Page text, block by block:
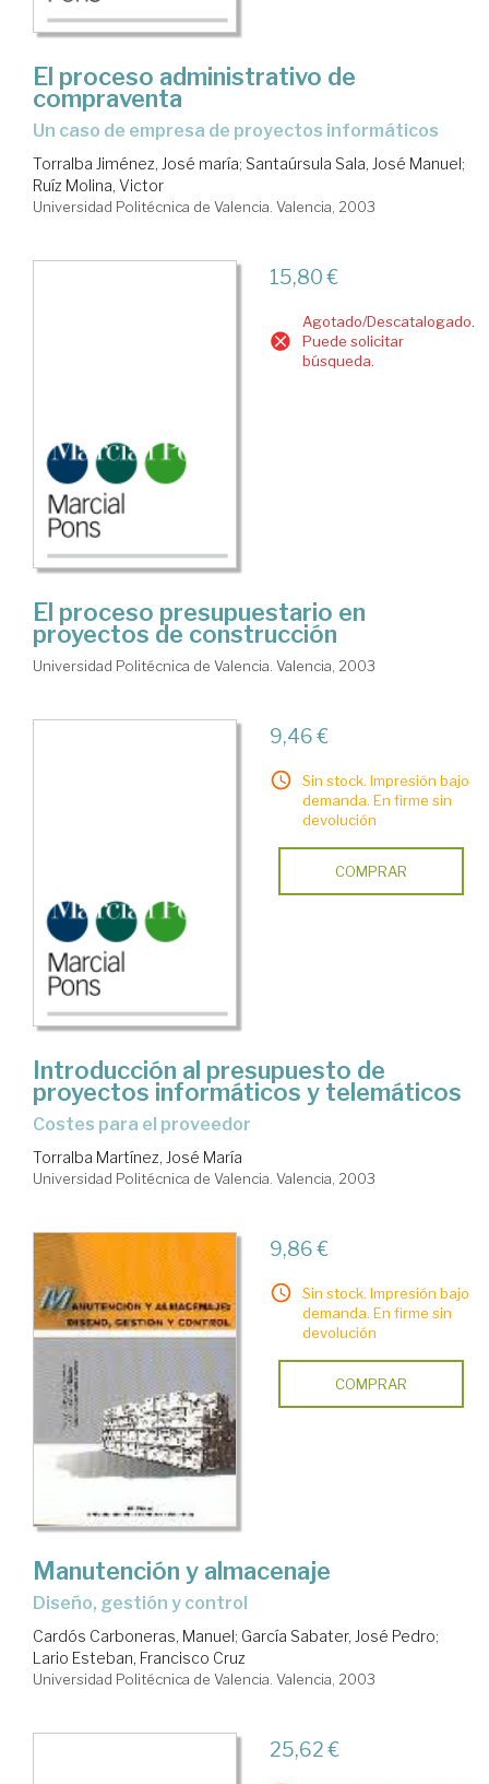
El proceso administrativo de
compraventa
un caso de empresa de proyectos informáticos
Torralba Jiménez, José maría; Santaúrsula Sala, José Manuel ;
Ruíz Molina, Victor
Universidad Politécnica de Valencia. Valencia, 2003
15,80 €
Agotado/Descatalogado.
Puede solicitar
búsqueda.
El proceso presupuestario en
proyectos de construcción
Universidad Politécnica de Valencia. Valencia, 2003
9,46 €
Sin stock. Impresión bajo
demanda. En firme sin
devolución
COMPRAR
Introducción al presupuesto de
proyectos informáticos y telemáticos
costes para el proveedor
Torralba Martínez, José María
Universidad Politécnica de Valencia. Valencia, 2003
9,86 €
Sin stock. Impresión bajo
demanda. En firme sin
devolución
COMPRAR
Manutención y almacenaje
diseño, gestión y control
Cardós Carboneras, Manuel; García Sabater, José Pedro;
Lario Esteban, Francisco Cruz
Universidad Politécnica de Valencia. Valencia, 2003
25,62 €